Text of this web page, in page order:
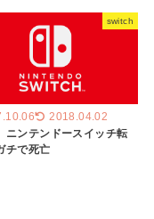
switch
2018.04.02
ニンテンドースイッチ転
チで死亡